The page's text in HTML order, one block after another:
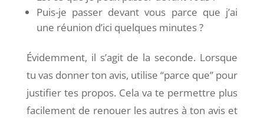
Puis-je passer devant vous parce que j’ai
une réunion d’ici quelques minutes ?
Évidemment, il s’agit de la seconde. Lorsque
tu vas donner ton avis, utilise “parce que” pour
justifier tes propos. Cela va te permettre plus
facilement de renouer les autres à ton avis et